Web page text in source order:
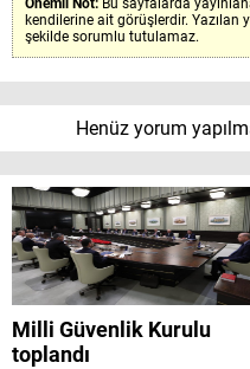
Önemli Not: Bu sayfalarda
kendilerine ait görüşlerdir.
şekilde sorumlu tutulamaz.
Henüz yorum
Milli Güvenlik Kurulu
toplandı